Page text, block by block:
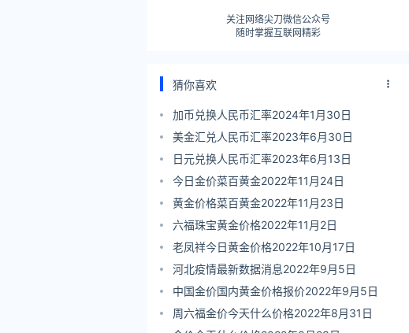
关注网络尖刀微信公众号
随时掌握互联网精彩
猜你喜欢
加币兑换人民币汇率2024年1月30日
美金汇兑人民币汇率2023年6月30日
日元兑换人民币汇率2023年6月13日
今日金价菜百黄金2022年11月24日
黄金价格菜百黄金2022年11月23日
六福珠宝黄金价格2022年11月2日
老凤祥今日黄金价格2022年10月17日
河北疫情最新数据消息2022年9月5日
中国金价国内黄金价格报价2022年9月5日
周六福金价今天什么价格2022年8月31日